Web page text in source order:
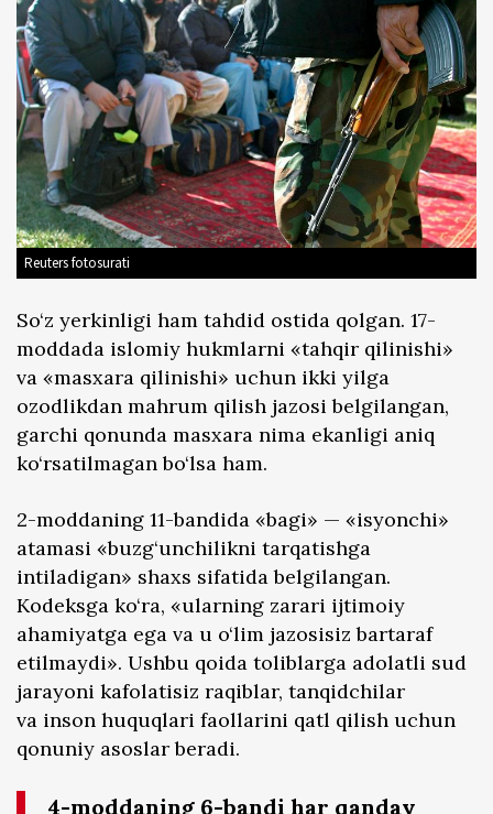
Reuters fotosurati
So‘z yerkinligi ham tahdid ostida qolgan. 17-
moddada islomiy hukmlarni «tahqir qilinishi»
va «masxara qilinishi» uchun ikki yilga
ozodlikdan mahrum qilish jazosi belgilangan,
garchi qonunda masxara nima ekanligi aniq
ko‘rsatilmagan bo‘lsa ham.
2-moddaning 11-bandida «bagi» — «isyonchi»
atamasi «buzg‘unchilikni tarqatishga
intiladigan» shaxs sifatida belgilangan.
Kodeksga ko‘ra, «ularning zarari ijtimoiy
ahamiyatga ega va u o‘lim jazosisiz bartaraf
etilmaydi». Ushbu qoida toliblarga adolatli sud
jarayoni kafolatisiz raqiblar, tanqidchilar
va inson huquqlari faollarini qatl qilish uchun
qonuniy asoslar beradi.
4-moddaning 6-bandi har qanday